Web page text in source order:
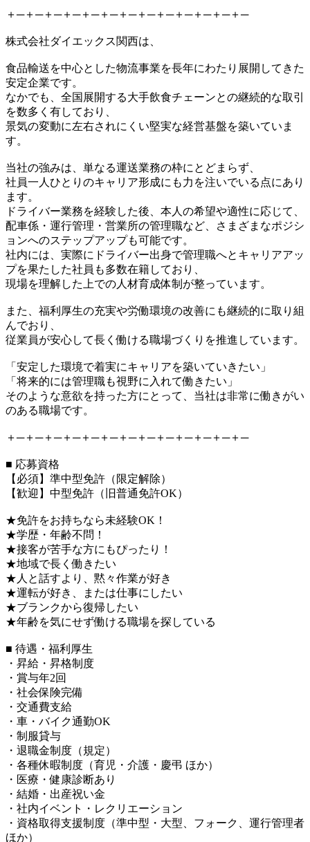
＋─＋─＋─＋─＋─＋─＋─＋─＋─＋─＋─＋─＋─
株式会社ダイエックス関西は、
食品輸送を中心とした物流事業を長年にわたり展開してきた
安定企業です。
なかでも、全国展開する大手飲食チェーンとの継続的な取引
を数多く有しており、
景気の変動に左右されにくい堅実な経営基盤を築いていま
す。
当社の強みは、単なる運送業務の枠にとどまらず、
社員一人ひとりのキャリア形成にも力を注いでいる点にあり
ます。
ドライバー業務を経験した後、本人の希望や適性に応じて、
配車係・運行管理・営業所の管理職など、さまざまなポジシ
ョンへのステップアップも可能です。
社内には、実際にドライバー出身で管理職へとキャリアアッ
プを果たした社員も多数在籍しており、
現場を理解した上での人材育成体制が整っています。
また、福利厚生の充実や労働環境の改善にも継続的に取り組
んでおり、
従業員が安心して長く働ける職場づくりを推進しています。
「安定した環境で着実にキャリアを築いていきたい」
「将来的には管理職も視野に入れて働きたい」
そのような意欲を持った方にとって、当社は非常に働きがい
のある職場です。
＋─＋─＋─＋─＋─＋─＋─＋─＋─＋─＋─＋─＋─
■ 応募資格
【必須】準中型免許（限定解除）
【歓迎】中型免許（旧普通免許OK）
★免許をお持ちなら未経験OK！
★学歴・年齢不問！
★接客が苦手な方にもぴったり！
★地域で長く働きたい
★人と話すより、黙々作業が好き
★運転が好き、または仕事にしたい
★ブランクから復帰したい
★年齢を気にせず働ける職場を探している
■ 待遇・福利厚生
・昇給・昇格制度
・賞与年2回
・社会保険完備
・交通費支給
・車・バイク通勤OK
・制服貸与
・退職金制度（規定）
・各種休暇制度（育児・介護・慶弔 ほか）
・医療・健康診断あり
・結婚・出産祝い金
・社内イベント・レクリエーション
・資格取得支援制度（準中型・大型、フォーク、運行管理者
ほか）